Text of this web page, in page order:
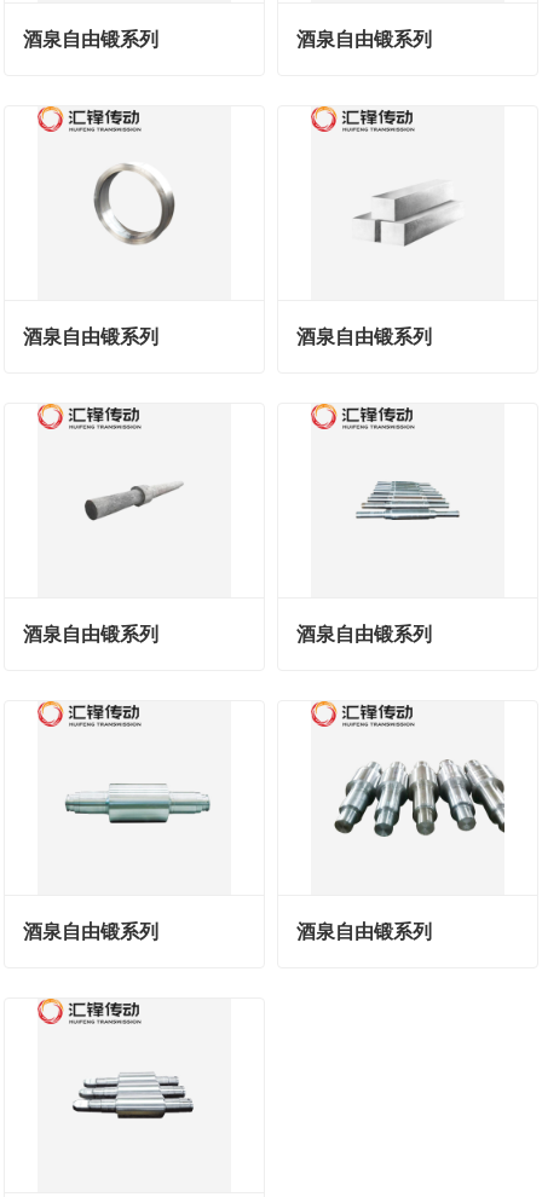
酒泉自由锻系列 酒泉自由锻系列
酒泉自由锻系列 酒泉自由锻系列
酒泉自由锻系列 酒泉自由锻系列
酒泉自由锻系列 酒泉自由锻系列